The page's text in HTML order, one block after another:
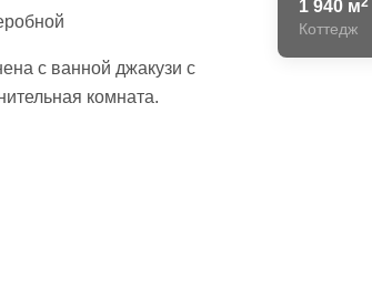
с ванной джакузи с
комната.
1 940 м
Коттедж